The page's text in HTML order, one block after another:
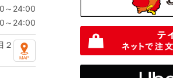
～24:00
～24:00
２